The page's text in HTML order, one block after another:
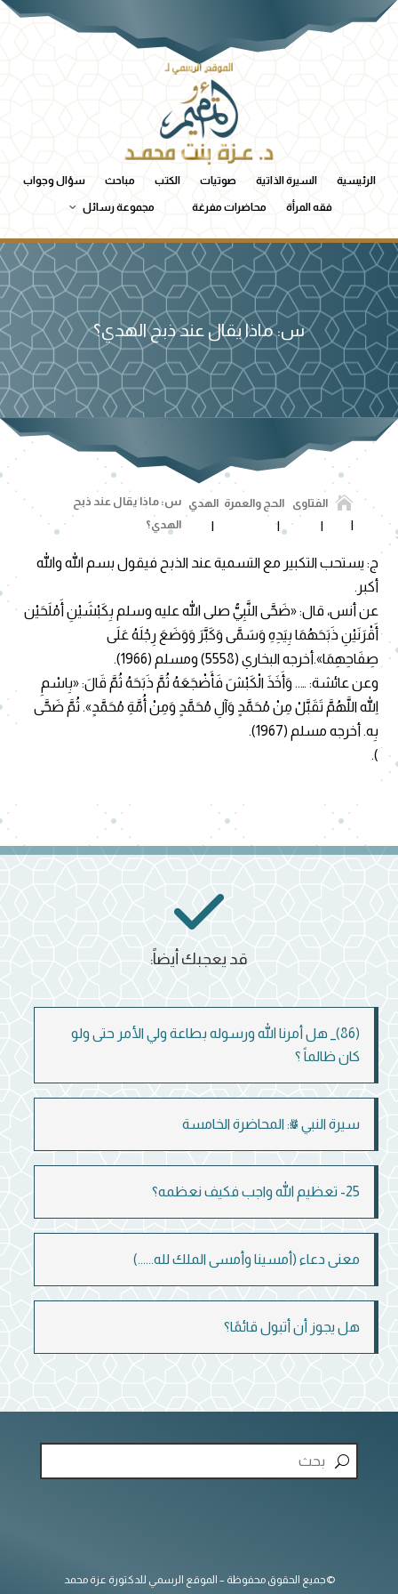
الرئيسية السيرة الذاتية صوتيات الكتب مباحث سؤال وجواب
فقه المرأة محاضرات مفرغة مجموعة رسائل
س: ماذا يقال عند ذبح الهدي؟
 الفتاوى الحج والعمرة الهدي
س: ماذا يقال عند ذبح
الهدي؟
ج: يستحب التكبير مع التسمية عند الذبح فيقول بسم الله والله
أكبر.
عن أنس، قال: «ضَحَّى النَّبِيُّ صلى الله عليه وسلم بِكَبْشَيْنِ أَمْلَحَيْن
أَقْرَنَيْنِ ذَبَحَهُمَا بِيَدِهِ وَسَمَّى وَكَبَّرَ وَوَضَعَ رِجْلَهُ عَلَى
صِفَاحِهِمَا».أخرجه البخاري (5558) ومسلم (1966).
وعن عائشة: ….. وَأَخَذَ الْكَبْشَ فَأَضْجَعَهُ ثُمَّ ذَبَحَهُ ثُمَّ قَالَ: «بِاسْمِ
اللهِ اللَّهُمَّ تَقَبَّلْ مِنْ مُحَمَّدٍ وَآلِ مُحَمَّدٍ وَمِنْ أُمَّةِ مُحَمَّدٍ». ثُمَّ ضَحَّى
بِه. أخرجه مسلم (1967).
).
(86)_ هل أمرنا الله ورسوله بطاعة ولي الأمر حتى ولو
كان ظالماً ؟
سيرة النبي ﷺ: المحاضرة الخامسة
25- تعظيم الله واجب فكيف نعظمه؟
معنى دعاء (أمسينا وأمسى الملك لله......)
هل يجوز أن أتبول قائمًا؟
قد يعجبك أيضاً:
©جميع الحقوق محفوظة – الموقع الرسمي للدكتورة عزة محمد